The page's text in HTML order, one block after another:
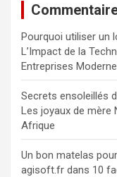
Pourquoi utiliser un
L’Impact de la
Entreprises
Secrets ensoleillés
Les joyaux de mère
Afrique
Un bon matelas
agisoft.fr dans 10